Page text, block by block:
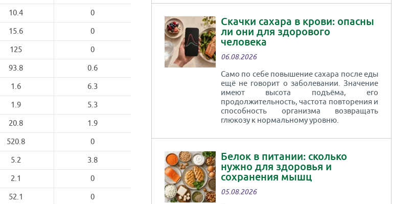
10.4
0
15.6
0
125
0
93.8
0.6
1.6
6.3
1.9
5.3
20.8
1.9
520.8
0
5.2
3.8
2.1
0
52.1
0
Скачки сахара в крови: опасны
ли они для здорового
человека
06.08.2026
Само по себе повышение сахара после еды
ещё не говорит о заболевании. Значение
имеют высота подъёма, его
продолжительность, частота повторения и
способность организма возвращать
глюкозу к нормальному уровню.
Белок в питании: сколько
нужно для здоровья и
сохранения мышц
05.08.2026